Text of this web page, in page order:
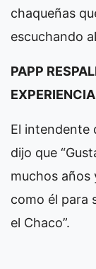
chaqueñas
escuchando
PAPP
El intendente
dijo que
muchos años
como él para
el Chaco”.